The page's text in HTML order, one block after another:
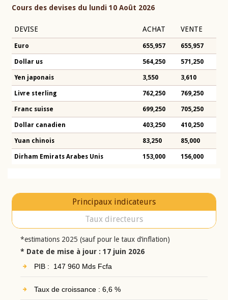
Cours des devises du lundi 10 Août 2026
DEVISE ACHAT VENTE
Euro 655,957 655,957
Dollar us 564,250 571,250
Yen japonais 3,550 3,610
Livre sterling 762,250 769,250
Franc suisse 699,250 705,250
Dollar canadien 403,250 410,250
Yuan chinois 83,250 85,000
Dirham Emirats Arabes Unis 153,000 156,000
Principaux indicateurs
Taux directeurs
*estimations 2025 (sauf pour le taux d’inflation)
* Date de mise à jour : 17 juin 2026
PIB : 147 960 Mds Fcfa
Taux de croissance : 6,6 %